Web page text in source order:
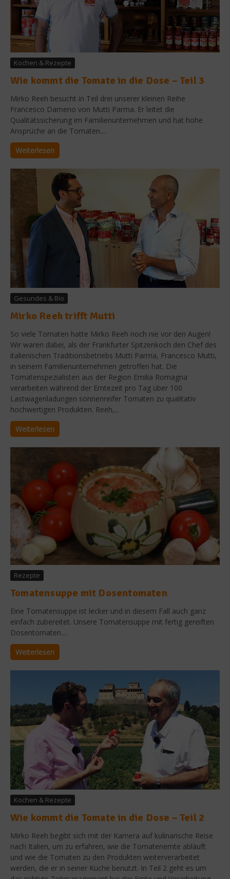
Kochen & Rezepte
Wie kommt die Tomate in die Dose – Teil 3
Mirko Reeh besucht in Teil drei unserer kleinen Reihe
Francesco Dameno von Mutti Parma. Er leitet die
Qualitätssicherung im Familienunternehmen und hat hohe
Ansprüche an die Tomaten....
Weiterlesen
Gesundes & Bio
Mirko Reeh trifft Mutti
So viele Tomaten hatte Mirko Reeh noch nie vor den Augen!
Wir waren dabei, als der Frankfurter Spitzenkoch den Chef des
italienischen Traditionsbetriebs Mutti Parma, Francesco Mutti,
in seinem Familienunternehmen getroffen hat. Die
Tomatenspezialisten aus der Region Emilia Romagna
verarbeiten während der Erntezeit pro Tag über 100
Lastwagenladungen sonnenreifer Tomaten zu qualitativ
hochwertigen Produkten. Reeh,...
Weiterlesen
Rezepte
Tomatensuppe mit Dosentomaten
Eine Tomatensuppe ist lecker und in diesem Fall auch ganz
einfach zubereitet. Unsere Tomatensuppe mit fertig gereiften
Dosentomaten....
Weiterlesen
Kochen & Rezepte
Wie kommt die Tomate in die Dose – Teil 2
Mirko Reeh begibt sich mit der Kamera auf kulinarische Reise
nach Italien, um zu erfahren, wie die Tomatenernte abläuft
und wie die Tomaten zu den Produkten weiterverarbeitet
werden, die er in seiner Küche benutzt. In Teil 2 geht es um